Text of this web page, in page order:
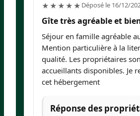
★★★★★ 5/5
Déposé le 16/12/
Gîte très agréable et
Séjour en famille agréable
Mention particulière à la
qualité. Les propriétaires
accueillants disponibles. Je
cet hébergement
Réponse des